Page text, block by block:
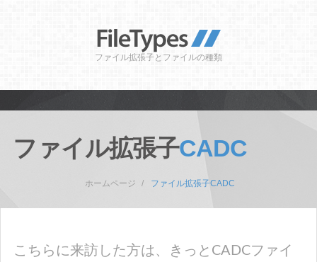
ファイル拡張子とファイルの種類
ファイル拡張子CADC
ホームページ ファイル拡張子CADC
こちらに来訪した方は、きっとCADCファイ